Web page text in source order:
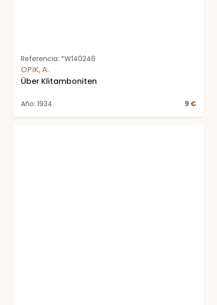
Referencia: *W140246
OPIK, A.
Über Klitamboniten
Año: 1934 9 €